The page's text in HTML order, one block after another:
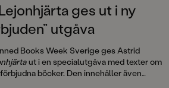
ges ut i ny
utgåva
Books Week Sverige ges Astrid
ut i en specialutgåva med texter om
böcker. Den innehåller även